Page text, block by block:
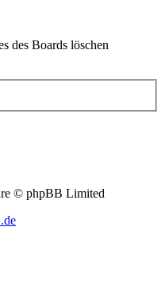
des Boards löschen
© phpBB Limited